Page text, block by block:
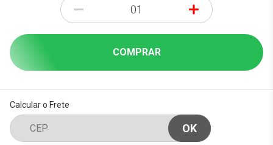
- +
COMPRAR
Calcular o Frete